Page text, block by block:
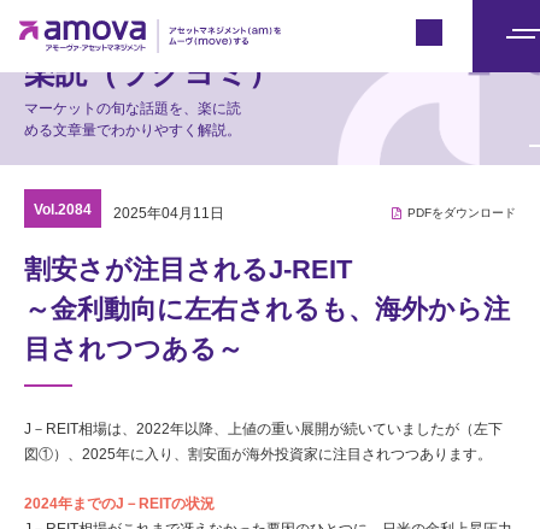
楽読（ラクヨミ）
マーケットの旬な話題を、楽に読
める文章量でわかりやすく解説。
Vol.2084 2025年04月11日 PDFをダウンロード
割安さが注目されるJ-REIT
～金利動向に左右されるも、海外から注
目されつつある～
J－REIT相場は、2022年以降、上値の重い展開が続いていましたが（左下
図①）、2025年に入り、割安面が海外投資家に注目されつつあります。
2024年までのJ－REITの状況